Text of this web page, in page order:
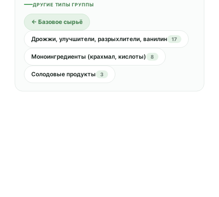
ДРУГИЕ ТИПЫ ГРУППЫ
← Базовое сырьё
Дрожжи, улучшители, разрыхлители, ванилин 17
Моноингредиенты (крахмал, кислоты) 8
Солодовые продукты 3